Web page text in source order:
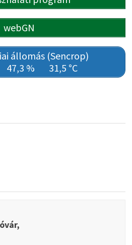
webGN
állomás (Sencrop)
47,3 % 31,5 °C